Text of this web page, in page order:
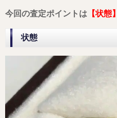
今回の査定ポイントは 【状態】
状態